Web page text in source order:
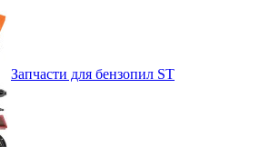
Запчасти для бензопил ST